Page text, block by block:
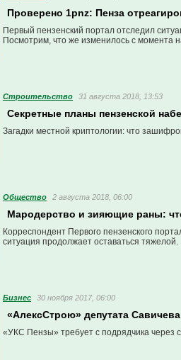
Проверено 1pnz: Пенза
Первый пензенский портал отследил
Посмотрим, что же изменилось с момента
Строительство 31 августа 2018, 13:53
Секретные планы пензенской
Загадки местной криптологии: что
Общество 2 августа 2018, 06:00
Мародерство и зияющие раны:
Корреспондент Первого пензенского
ситуация продолжает оставаться тяжелой.
Бизнес 30 ноября 2017, 06:00
«АлексСтрою» депутата
«УКС Пензы» требует с подрядчика через